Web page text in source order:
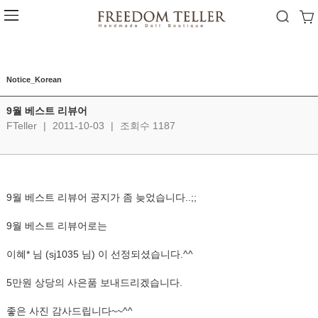
Notice_Korean
9월 베스트 리뷰어
FTeller
| 2011-10-03 | 조회수 1187
9월 베스트 리뷰어 공지가 좀 늦었습니다..;;
9월 베스트 리뷰어로는
이혜* 님 (sj1035 님) 이 선정되셨습니다.^^
5만원 상당의 사은품 보내드리겠습니다.
좋은 사진 감사드립니다~~^^